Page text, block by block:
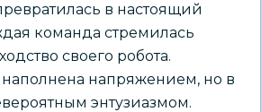
в настоящий
команда стремилась
своего робота.
напряжением, но в
энтузиазмом.